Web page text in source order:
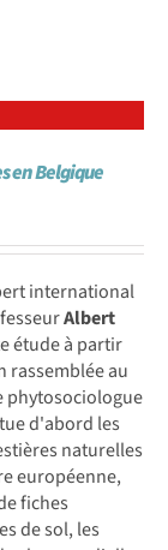
en Belgique
international
Albert
étude à partir
rassemblée au
phytosociologue
d'abord les
naturelles
européenne,
fiches
de sol, les